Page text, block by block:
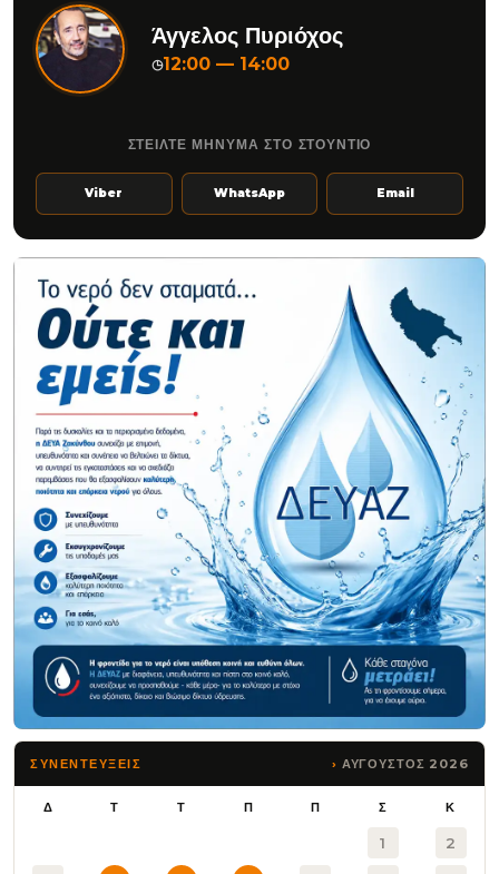
Άγγελος Πυριόχος
◷12:00 — 14:00
ΣΤΕΙΛΤΕ ΜΗΝΥΜΑ ΣΤΟ ΣΤΟΥΝΤΙΟ
Viber WhatsApp Email
ΣΥΝΕΝΤΕΥΞΕΙΣ ΑΥΓΟΥΣΤΟΣ 2026
Δ Τ Τ Π Π Σ Κ
1 2